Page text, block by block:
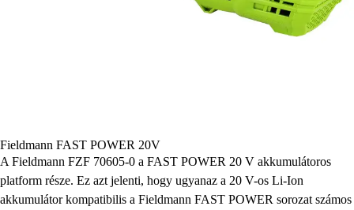
Fieldmann FAST POWER 20V
A Fieldmann FZF 70605-0 a FAST POWER 20 V akkumulátoros
platform része. Ez azt jelenti, hogy ugyanaz a 20 V-os Li-Ion
akkumulátor kompatibilis a Fieldmann FAST POWER sorozat számos